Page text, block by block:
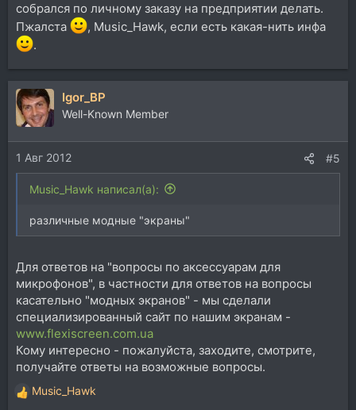
собрался по личному заказу на предприятии делать.
Пжалста
, Music_Hawk, если есть какая-нить инфа
.
Igor_BP
Well-Known Member
1 Авг 2012 #5
Music_Hawk написал(а):
различные модные "экраны"
Для ответов на "вопросы по аксессуарам для
микрофонов", в частности для ответов на вопросы
касательно "модных экранов" - мы сделали
специализированный сайт по нашим экранам -
www.flexiscreen.com.ua
Кому интересно - пожалуйста, заходите, смотрите,
получайте ответы на возможные вопросы.
Р
Music_Hawk